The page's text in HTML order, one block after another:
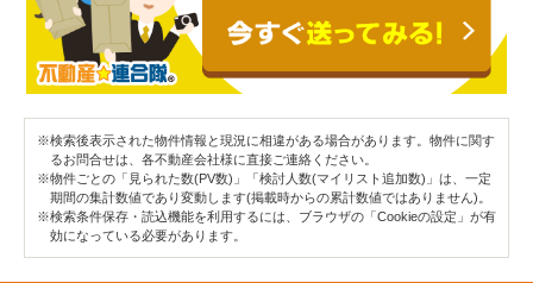
※検索後表示された物件情報と現況に相違がある場合があります。物件に関す
るお問合せは、各不動産会社様に直接ご連絡ください。
※物件ごとの「見られた数(PV数)」「検討人数(マイリスト追加数)」は、一定
期間の集計数値であり変動します(掲載時からの累計数値ではありません)。
※検索条件保存・読込機能を利用するには、ブラウザの「Cookieの設定」が有
効になっている必要があります。